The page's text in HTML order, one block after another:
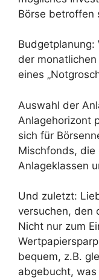
Börse betroffen
Budgetplanung:
der
eines
Auswahl der
Anlagehorizont
sich für
Mischfonds, die
Anlageklassen
Und zuletzt:
versuchen, den
Nicht nur zum
bequem, z.B.
abgebucht,